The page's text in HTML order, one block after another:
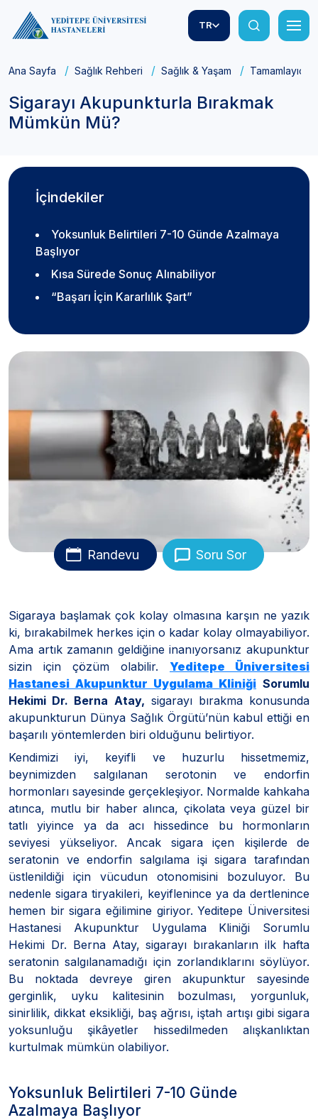
TR
Ana Sayfa Sağlık Rehberi Sağlık & Yaşam Tamamlayıcı
Sigarayı Akupunkturla Bırakmak
Mümkün Mü?
İçindekiler
Yoksunluk Belirtileri 7-10 Günde Azalmaya
Başlıyor
Kısa Sürede Sonuç Alınabiliyor
“Başarı İçin Kararlılık Şart”
Randevu Soru Sor
Sigaraya başlamak çok kolay olmasına karşın ne yazık
ki, bırakabilmek herkes için o kadar kolay olmayabiliyor.
Ama artık zamanın geldiğine inanıyorsanız akupunktur
sizin için çözüm olabilir. Yeditepe Üniversitesi
Hastanesi Akupunktur Uygulama Kliniği Sorumlu
Hekimi Dr. Berna Atay, sigarayı bırakma konusunda
akupunkturun Dünya Sağlık Örgütü’nün kabul ettiği en
başarılı yöntemlerden biri olduğunu belirtiyor.
Kendimizi iyi, keyifli ve huzurlu hissetmemiz,
beynimizden salgılanan serotonin ve endorfin
hormonları sayesinde gerçekleşiyor. Normalde kahkaha
atınca, mutlu bir haber alınca, çikolata veya güzel bir
tatlı yiyince ya da acı hissedince bu hormonların
seviyesi yükseliyor. Ancak sigara içen kişilerde de
seratonin ve endorfin salgılama işi sigara tarafından
üstlenildiği için vücudun otonomisini bozuluyor. Bu
nedenle sigara tiryakileri, keyiflenince ya da dertlenince
hemen bir sigara eğilimine giriyor. Yeditepe Üniversitesi
Hastanesi Akupunktur Uygulama Kliniği Sorumlu
Hekimi Dr. Berna Atay, sigarayı bırakanların ilk hafta
seratonin salgılanamadığı için zorlandıklarını söylüyor.
Bu noktada devreye giren akupunktur sayesinde
gerginlik, uyku kalitesinin bozulması, yorgunluk,
sinirlilik, dikkat eksikliği, baş ağrısı, iştah artışı gibi sigara
yoksunluğu şikâyetler hissedilmeden alışkanlıktan
kurtulmak mümkün olabiliyor.
Yoksunluk Belirtileri 7-10 Günde
Azalmaya Başlıyor